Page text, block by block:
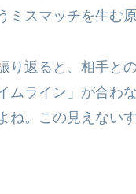
スマッチを生む
り返ると、相手と
ムライン」が合わ
ね。この見えない